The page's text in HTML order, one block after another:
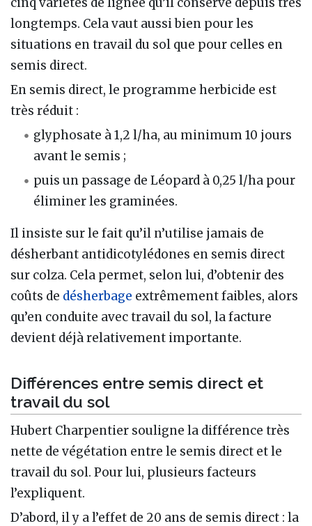
longtemps. Cela vaut aussi bien pour les
situations en travail du sol que pour celles en
semis direct.
En semis direct, le programme herbicide est
très réduit :
glyphosate à 1,2 l/ha, au minimum 10 jours
avant le semis ;
puis un passage de Léopard à 0,25 l/ha pour
éliminer les graminées.
Il insiste sur le fait qu’il n’utilise jamais de
désherbant antidicotylédones en semis direct
sur colza. Cela permet, selon lui, d’obtenir des
coûts de désherbage extrêmement faibles, alors
qu’en conduite avec travail du sol, la facture
devient déjà relativement importante.
Différences entre semis direct et
travail du sol
Hubert Charpentier souligne la différence très
nette de végétation entre le semis direct et le
travail du sol. Pour lui, plusieurs facteurs
l’expliquent.
D’abord, il y a l’effet de 20 ans de semis direct : la